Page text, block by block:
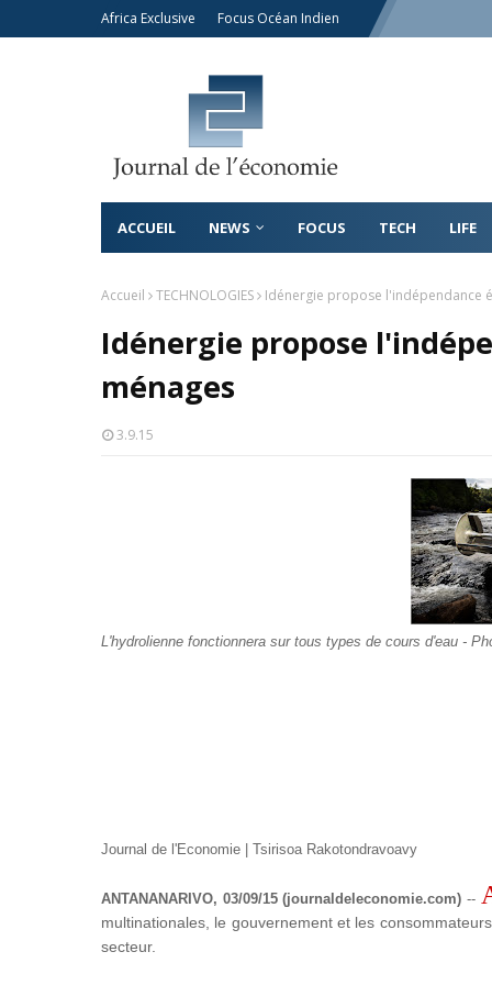
Africa Exclusive Focus Océan Indien
ACCUEIL NEWS FOCUS TECH LIFE
Accueil TECHNOLOGIES Idénergie propose l'indépendance
Idénergie propose
ménages
3.9.15
L'hydrolienne fonctionnera sur tous types de cours d'eau -
Journal de l'Economie | Tsirisoa Rakotondravoavy
ANTANANARIVO, 03/09/15 (journaldeleconomie.com) --
multinationales, le gouvernement et les
secteur.